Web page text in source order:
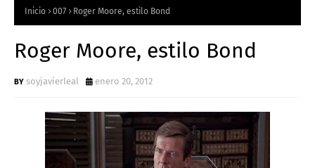
Inicio 007 Roger Moore, estilo Bond
Roger Moore, estilo Bond
soyjavierleal enero 20, 2012